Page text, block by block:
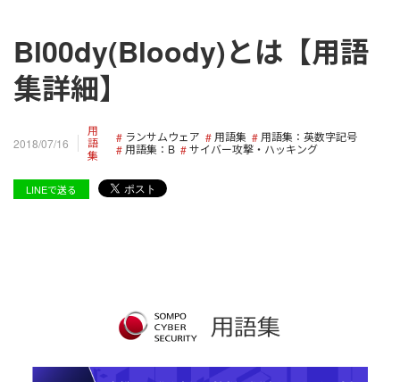
Bl00dy(Bloody)とは【用語
集詳細】
2018/07/16
用
語
集
ランサムウェア 用語集
用語集：英数字記号
用語集：B
サイバー攻撃・ハッキング
LINEで送る